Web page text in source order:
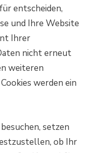
entscheiden,
und Ihre Website
Ihrer
nicht erneut
weiteren
werden ein
setzen
ob Ihr